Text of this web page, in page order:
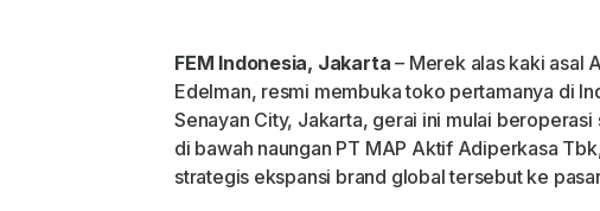
FEM Indonesia, Jakarta – Merek alas kaki asal
Edelman, resmi membuka toko pertamanya di
Senayan City, Jakarta, gerai ini mulai
di bawah naungan PT MAP Aktif Adiperkasa
strategis ekspansi brand global tersebut ke